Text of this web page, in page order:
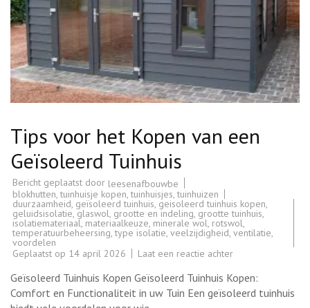
Tips voor het Kopen van een
Geïsoleerd Tuinhuis
Bericht geplaatst door leesenafbouwbe
blokhutten,tuinhuisje kopen,tuinhuisjes,tuinhuizen
duurzaamheid, geïsoleerd tuinhuis, geisoleerd tuinhuis kopen,
geluidsisolatie,glaswol, grootte en indeling, grootte tuinhuis,
isolatiemateriaal, materiaalkeuze, minerale wol, rotswol,
temperatuurbeheersing,type isolatie, veelzijdigheid, ventilatie,
voordelen
Geplaatst op 14 april 2026 Laat een reactie achterop
het
Kopen
van
Geïsoleerd Tuinhuis Kopen Geïsoleerd Tuinhuis Kopen:
Comfort en Functionaliteit in uw Tuin Een geïsoleerd tuinhuis